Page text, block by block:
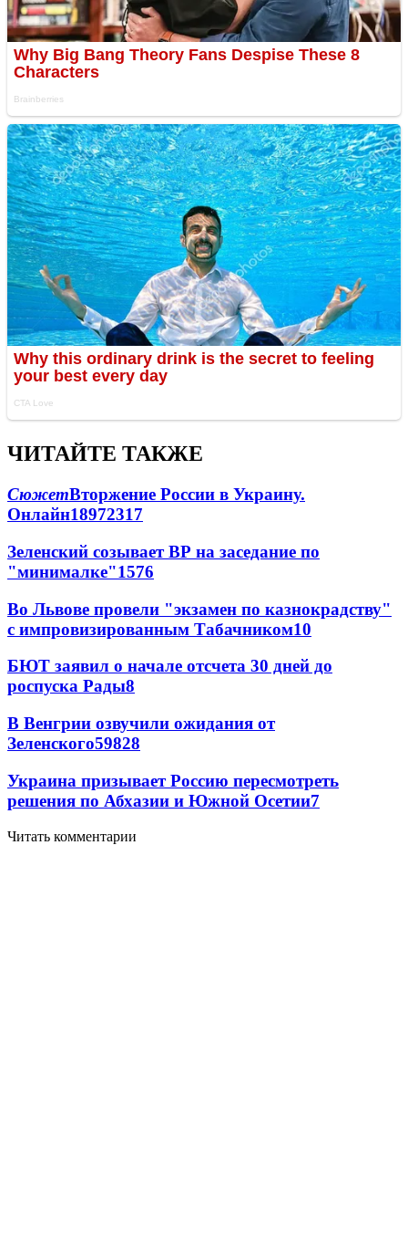
ЧИТАЙТЕ ТАКЖЕ
СюжетВторжение России в Украину.
Онлайн18972317
Зеленский созывает ВР на заседание по
"минималке"1576
Во Львове провели "экзамен по казнокрадству"
с импровизированным Табачником10
БЮТ заявил о начале отсчета 30 дней до
роспуска Рады8
В Венгрии озвучили ожидания от
Зеленского59828
Украина призывает Россию пересмотреть
решения по Абхазии и Южной Осетии7
Читать комментарии